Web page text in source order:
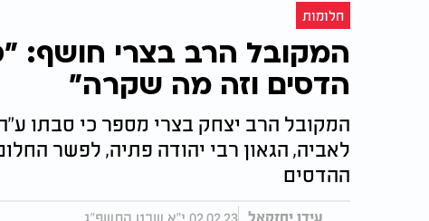
חלומות
המקובל הרב בצרי חושף:
הדסים וזה מה שקרה"
המקובל הרב יצחק בצרי מספר כי סבתו
ההדסים
עידו יחזקאל 02.02.23 י"א שבט התשפ"ג